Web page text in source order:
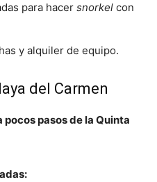
para hacer snorkel con
y alquiler de equipo.
del Carmen
pocos pasos de la Quinta